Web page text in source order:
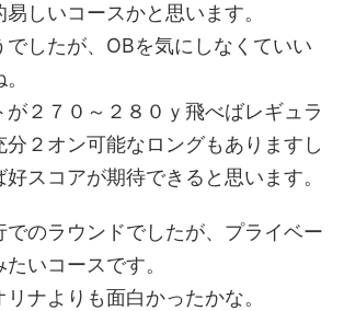
しいコースかと思います。
でしたが、OBを気にしなくていい
が２７０～２８０ｙ飛べばレギュラ
分２オン可能なロングもありますし
スコアが期待できると思います。
でのラウンドでしたが、プライベー
いコースです。
ナよりも面白かったかな。